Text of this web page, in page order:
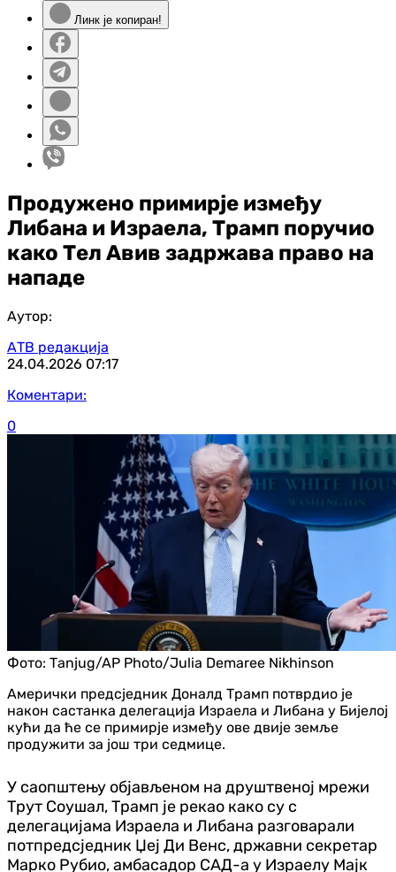
Линк је копиран!
Продужено примирје између
Либана и Израела, Трамп поручио
како Тел Авив задржава право на
нападе
Аутор:
АТВ редакција
24.04.2026 07:17
Коментари:
0
Фото: Таnjug/AP Photo/Julia Demaree Nikhinson
Амерички предсједник Доналд Трамп потврдио је
након састанка делегација Израела и Либана у Бијелој
кући да ће се примирје између ове двије земље
продужити за још три седмице.
У саопштењу објављеном на друштвеној мрежи
Трут Соушал, Трамп је рекао како су с
делегацијама Израела и Либана разговарали
потпредсједник Џеј Ди Венс, државни секретар
Марко Рубио, амбасадор САД-а у Израелу Мајк